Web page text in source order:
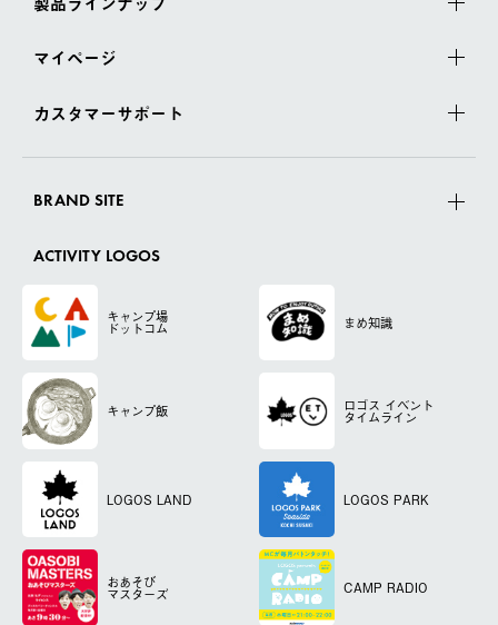
マイページ
カスタマーサポート
BRAND SITE
ACTIVITY LOGOS
キャンプ場
ドットコム まめ知識
キャンプ飯 ロゴス イベント
タイムライン
LOGOS LAND LOGOS PARK
おあそび
マスターズ CAMP RADIO